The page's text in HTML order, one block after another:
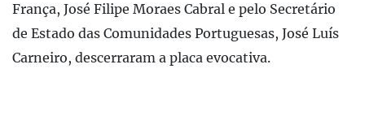
França, José Filipe Moraes Cabral e pelo Secretário
de Estado das Comunidades Portuguesas, José Luís
Carneiro, descerraram a placa evocativa.